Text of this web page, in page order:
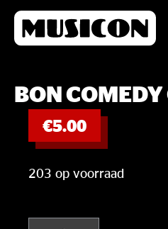
BON
€5.00
203 op voorraad
Bon